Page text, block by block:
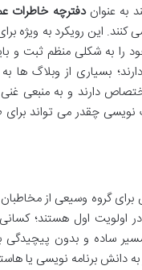
به عنواندفترچه خاطرات
این رویکرد به ویژه
را به شکلی منظم ثبت و
بسیاری از وبلاگ
دارند و به منبعی
چقدر می تواند
گروه وسیعی از
در اولویت اول هستند؛
ساده و بدون
دانش برنامه نویسی یا